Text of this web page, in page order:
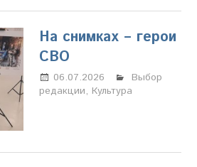
На снимках – герои
СВО
06.07.2026
Настя
Свиридова
Выбор
редакции, Культура